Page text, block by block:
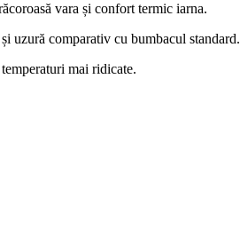
vara și confort termic iarna.
uzură comparativ cu bumbacul standard.
mai ridicate.